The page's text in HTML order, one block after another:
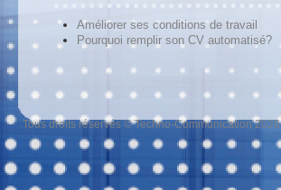
Améliorer ses conditions de travail
Pourquoi remplir son CV automatisé?
Tous droits réservés © Techno-Communication 2026